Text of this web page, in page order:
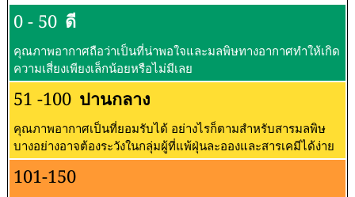
0 - 50 ดี
คุณภาพอากาศถือว่าเป็นที่น่าพอใจและมลพิษทางอากาศทำให้เกิด
ความเสี่ยงเพียงเล็กน้อยหรือไม่มีเลย
51 -100 ปานกลาง
คุณภาพอากาศเป็นที่ยอมรับได้ อย่างไรก็ตามสำหรับสารมลพิษ
บางอย่างอาจต้องระวังในกลุ่มผู้ที่แพ้ฝุ่นละอองและสารเคมีได้ง่าย
101-150